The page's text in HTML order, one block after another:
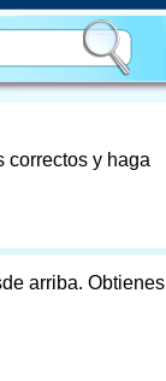
correctos y haga
arriba. Obtienes